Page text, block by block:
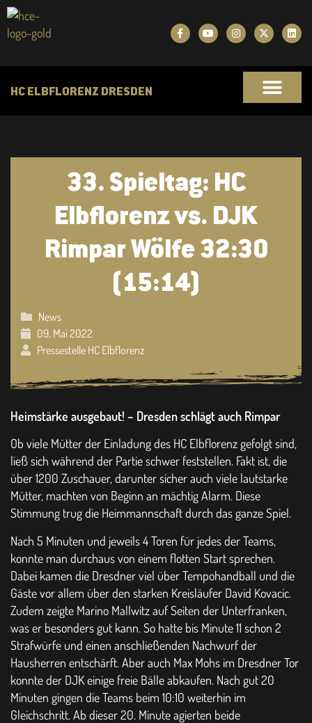
HC ELBFLORENZ DRESDEN
33. Spieltag: HC
Elbflorenz vs. DJK
Rimpar Wölfe 32:30
(15:14)
News
09. Mai 2022
Pressestelle HC Elbflorenz
Heimstärke ausgebaut! – Dresden schlägt auch Rimpar
Ob viele Mütter der Einladung des HC Elbflorenz gefolgt sind,
ließ sich während der Partie schwer feststellen. Fakt ist, die
über 1200 Zuschauer, darunter sicher auch viele lautstarke
Mütter, machten von Beginn an mächtig Alarm. Diese
Stimmung trug die Heimmannschaft durch das ganze Spiel.
Nach 5 Minuten und jeweils 4 Toren für jedes der Teams,
konnte man durchaus von einem flotten Start sprechen.
Dabei kamen die Dresdner viel über Tempohandball und die
Gäste vor allem über den starken Kreisläufer David Kovacic.
Zudem zeigte Marino Mallwitz auf Seiten der Unterfranken,
was er besonders gut kann. So hatte bis Minute 11 schon 2
Strafwürfe und einen anschließenden Nachwurf der
Hausherren entschärft. Aber auch Max Mohs im Dresdner Tor
konnte der DJK einige freie Bälle abkaufen. Nach gut 20
Minuten gingen die Teams beim 10:10 weiterhin im
Gleichschritt. Ab dieser 20. Minute agierten beide